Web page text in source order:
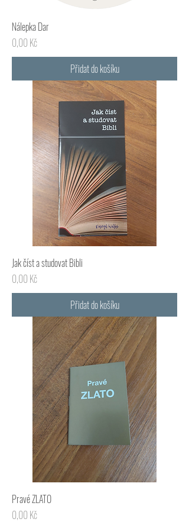
Nálepka Dar
Cena
0,00 Kč
Přidat do košíku
Jak číst a studovat Bibli
Cena
0,00 Kč
Přidat do košíku
Pravé ZLATO
Cena
0,00 Kč